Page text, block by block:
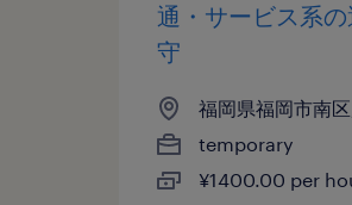
通・サービス系
守
福岡県福岡市南
temporary
¥1400.00 per